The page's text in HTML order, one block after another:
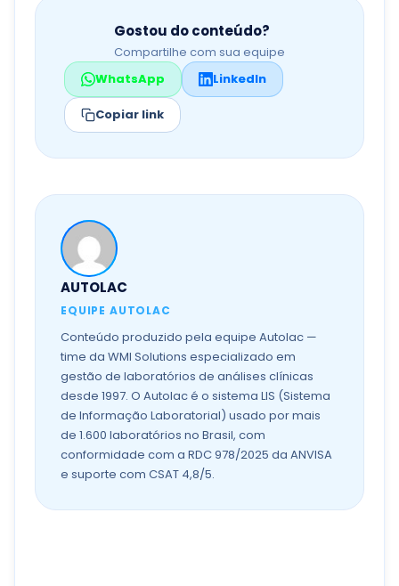
Gostou do conteúdo?
Compartilhe com sua equipe
WhatsApp
LinkedIn
Copiar link
AUTOLAC
EQUIPE AUTOLAC
Conteúdo produzido pela equipe Autolac —
time da WMI Solutions especializado em
gestão de laboratórios de análises clínicas
desde 1997. O Autolac é o sistema LIS (Sistema
de Informação Laboratorial) usado por mais
de 1.600 laboratórios no Brasil, com
conformidade com a RDC 978/2025 da ANVISA
e suporte com CSAT 4,8/5.